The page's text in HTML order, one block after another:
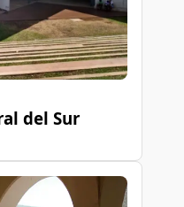
del Sur